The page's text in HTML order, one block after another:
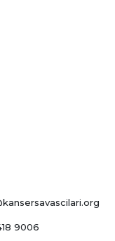
9006